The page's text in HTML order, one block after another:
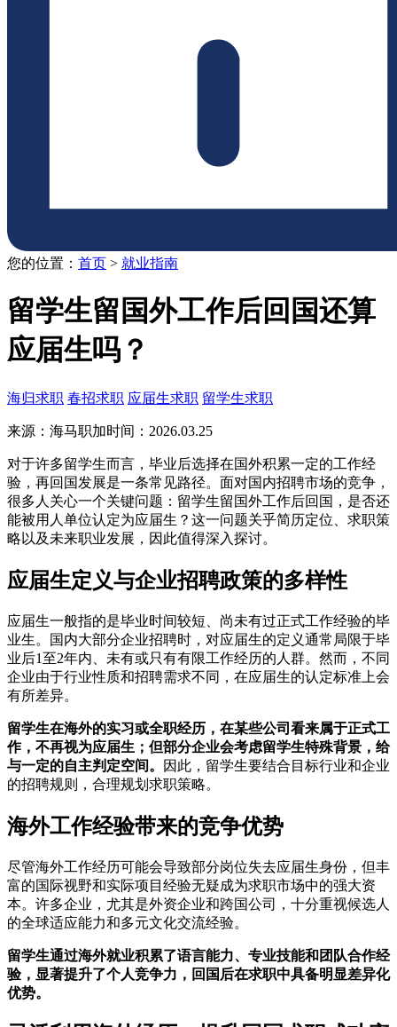
您的位置： 首页 > 就业指南
留学生留国外工作后回国还算
应届生吗？
海归求职 春招求职 应届生求职 留学生求职
来源：海马职加时间：2026.03.25
对于许多留学生而言，毕业后选择在国外积累一定的工作经
验，再回国发展是一条常见路径。面对国内招聘市场的竞争，
很多人关心一个关键问题：留学生留国外工作后回国，是否还
能被用人单位认定为应届生？这一问题关乎简历定位、求职策
略以及未来职业发展，因此值得深入探讨。
应届生定义与企业招聘政策的多样性
应届生一般指的是毕业时间较短、尚未有过正式工作经验的毕
业生。国内大部分企业招聘时，对应届生的定义通常局限于毕
业后1至2年内、未有或只有有限工作经历的人群。然而，不同
企业由于行业性质和招聘需求不同，在应届生的认定标准上会
有所差异。
留学生在海外的实习或全职经历，在某些公司看来属于正式工
作，不再视为应届生；但部分企业会考虑留学生特殊背景，给
与一定的自主判定空间。
因此，留学生要结合目标行业和企业
的招聘规则，合理规划求职策略。
海外工作经验带来的竞争优势
尽管海外工作经历可能会导致部分岗位失去应届生身份，但丰
富的国际视野和实际项目经验无疑成为求职市场中的强大资
本。许多企业，尤其是外资企业和跨国公司，十分重视候选人
的全球适应能力和多元文化交流经验。
留学生通过海外就业积累了语言能力、专业技能和团队合作经
验，显著提升了个人竞争力，回国后在求职中具备明显差异化
优势。